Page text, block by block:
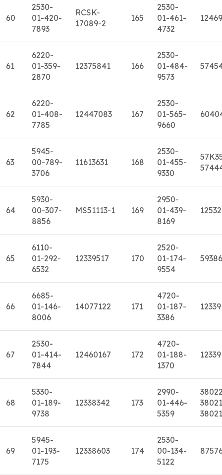
60
2530-
01-420-
7893
RCSK-
17089-2
165
2530-
01-461-
4732
61
6220-
01-359-
2870
12375841 166
2530-
01-484-
9573
62
6220-
01-408-
7785
12447083 167
2530-
01-565-
9660
63
5945-
00-789-
3706
11613631 168
2530-
01-455-
9330
64
5930-
00-307-
8856
MS51113-1 169
2950-
01-439-
8169
65
6110-
01-292-
6532
12339517 170
2520-
01-174-
9554
66
6685-
01-146-
8006
14077122 171
4720-
01-187-
3386
67
2530-
01-414-
7844
12460167 172
4720-
01-188-
1370
68
5330-
01-189-
9738
12338342 173
2990-
01-446-
5359
69
5945-
01-193-
7175
12338603 174
2530-
00-134-
5122